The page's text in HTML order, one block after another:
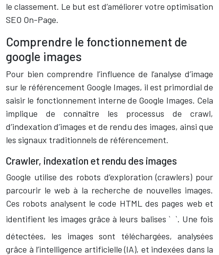
le classement. Le but est d’améliorer votre optimisation
SEO On-Page.
Comprendre le fonctionnement de
google images
Pour bien comprendre l’influence de l’analyse d’image
sur le référencement Google Images, il est primordial de
saisir le fonctionnement interne de Google Images. Cela
implique de connaître les processus de crawl,
d’indexation d’images et de rendu des images, ainsi que
les signaux traditionnels de référencement.
Crawler, indexation et rendu des images
Google utilise des robots d’exploration (crawlers) pour
parcourir le web à la recherche de nouvelles images.
Ces robots analysent le code HTML des pages web et
identifient les images grâce à leurs balises ` `. Une fois
détectées, les images sont téléchargées, analysées
grâce à l’intelligence artificielle (IA), et indexées dans la